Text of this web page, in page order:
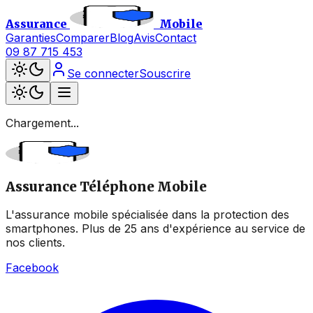
Assurance
Mobile
GarantiesComparerBlogAvisContact
09 87 715 453
Se connecterSouscrire
Chargement...
Assurance Téléphone Mobile
L'assurance mobile spécialisée dans la protection des
smartphones. Plus de 25 ans d'expérience au service de
nos clients.
Facebook